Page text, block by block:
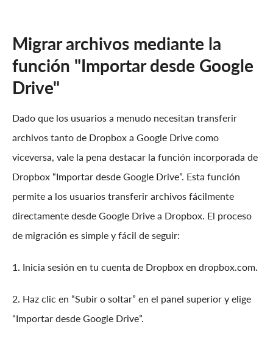
Migrar archivos mediante la
función "Importar desde Google
Drive"
Dado que los usuarios a menudo necesitan transferir
archivos tanto de Dropbox a Google Drive como
viceversa, vale la pena destacar la función incorporada de
Dropbox “Importar desde Google Drive”. Esta función
permite a los usuarios transferir archivos fácilmente
directamente desde Google Drive a Dropbox. El proceso
de migración es simple y fácil de seguir:
1. Inicia sesión en tu cuenta de Dropbox en dropbox.com.
2. Haz clic en “Subir o soltar” en el panel superior y elige
“Importar desde Google Drive”.